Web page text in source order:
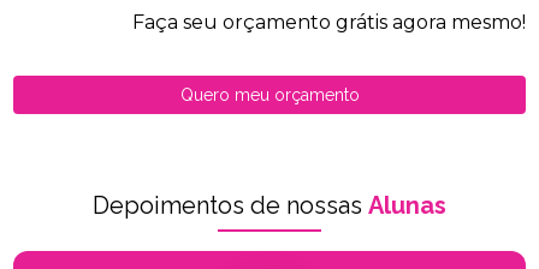
Faça seu orçamento grátis agora mesmo!
Quero meu orçamento
Depoimentos de nossas Alunas